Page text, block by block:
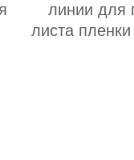
линии для
листа